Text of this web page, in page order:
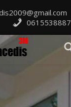
0615538887